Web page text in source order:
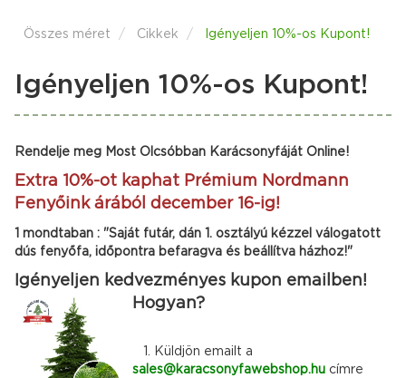
Összes méret Cikkek Igényeljen 10%-os Kupont!
Igényeljen 10%-os Kupont!
Rendelje meg Most Olcsóbban Karácsonyfáját Online!
Extra 10%-ot kaphat Prémium Nordmann
Fenyőink árából december 16-ig!
1 mondtaban : "Saját futár, dán 1. osztályú kézzel válogatott
dús fenyőfa, időpontra befaragva és beállítva házhoz!"
Igényeljen kedvezményes kupon emailben!
Hogyan?
1. Küldjön emailt a
sales@karacsonyfawebshop.hu címre